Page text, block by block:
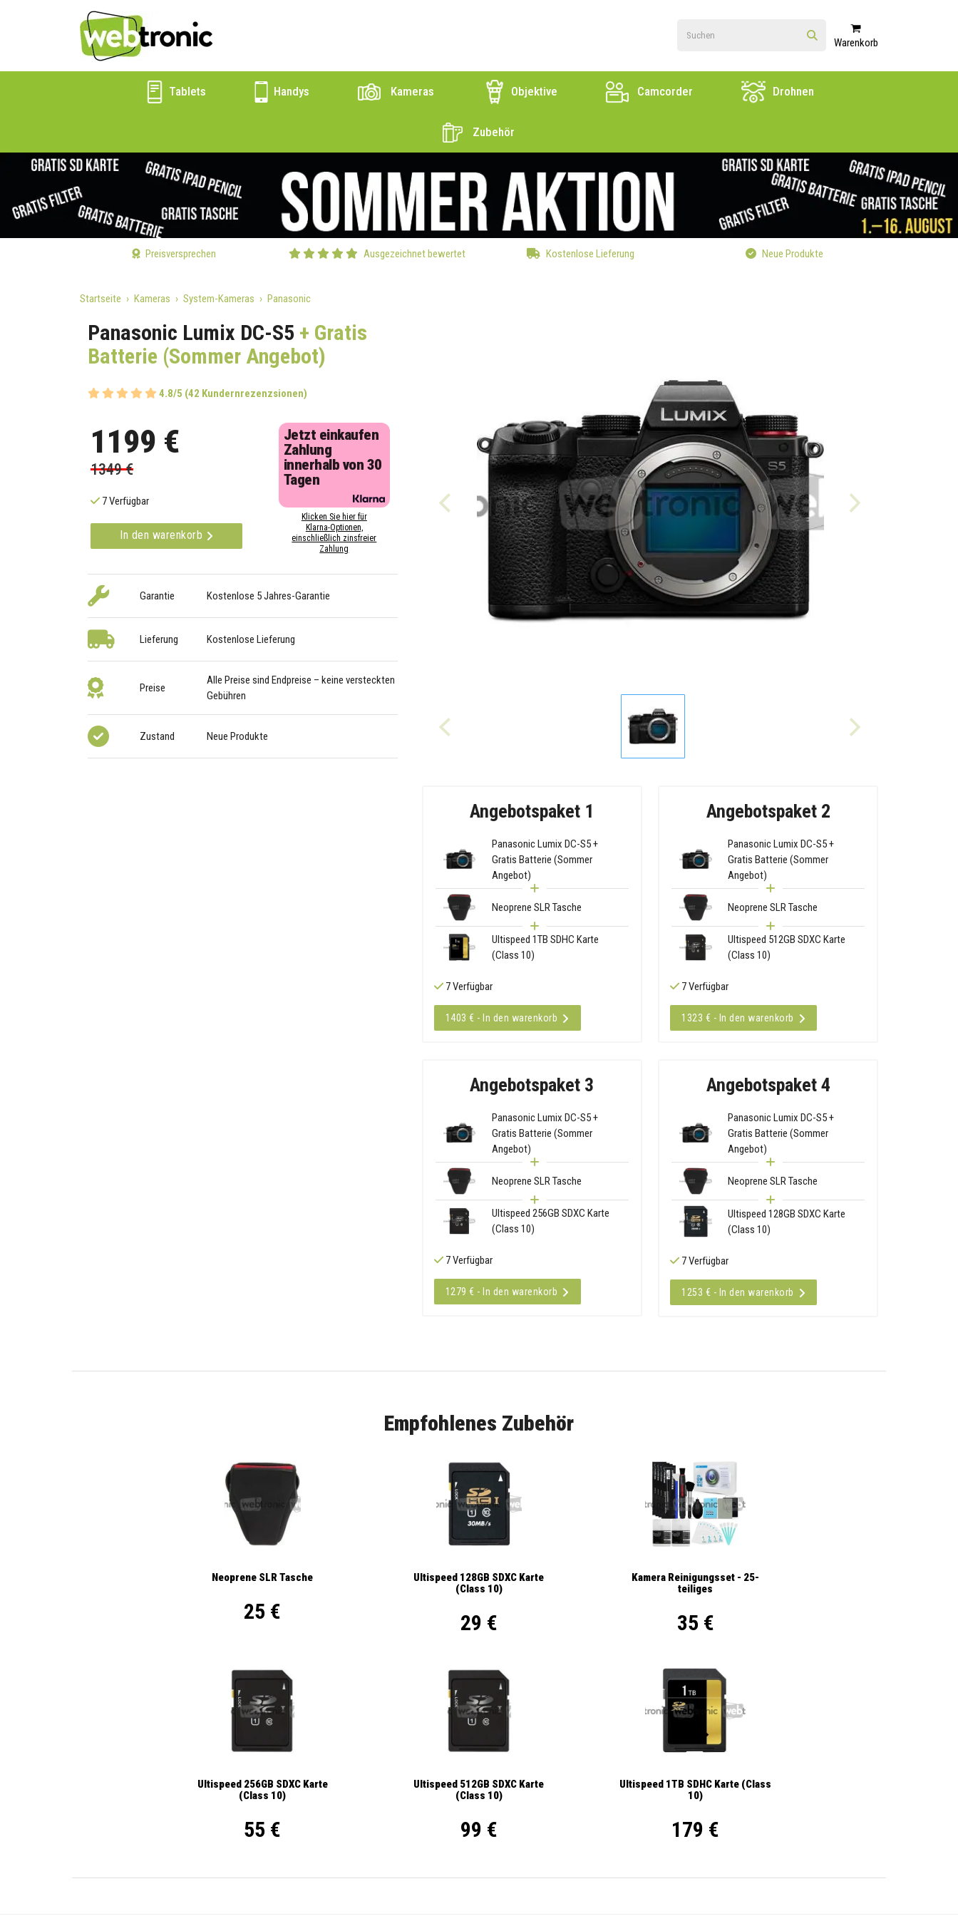
Warenkorb
Tablets Handys Kameras Objektive Camcorder Drohnen
Zubehör
Preisversprechen Ausgezeichnet bewertet Kostenlose Lieferung Neue Produkte
Startseite Kameras System-Kameras Panasonic
Panasonic Lumix DC-S5 + Gratis
Batterie (Sommer Angebot)
4.8/5 (42 Kundernrezenzsionen)
1199 €
1349 €
7 Verfügbar
In den warenkorb
Jetzt einkaufen
Zahlung
innerhalb von 30
Tagen
Klicken Sie hier für
Klarna-Optionen,
einschließlich zinsfreier
Zahlung
Garantie Kostenlose 5 Jahres-Garantie
Lieferung Kostenlose Lieferung
Preise
Alle Preise sind Endpreise – keine versteckten
Gebühren
Zustand Neue Produkte
Angebotspaket 1
Panasonic Lumix DC-S5 +
Gratis Batterie (Sommer
Angebot)
Neoprene SLR Tasche
Ultispeed 1TB SDHC Karte
(Class 10)
7 Verfügbar
1403 € - In den warenkorb
Angebotspaket 2
Panasonic Lumix DC-S5 +
Gratis Batterie (Sommer
Angebot)
Neoprene SLR Tasche
Ultispeed 512GB SDXC Karte
(Class 10)
7 Verfügbar
1323 € - In den warenkorb
Angebotspaket 3
Panasonic Lumix DC-S5 +
Gratis Batterie (Sommer
Angebot)
Neoprene SLR Tasche
Ultispeed 256GB SDXC Karte
(Class 10)
7 Verfügbar
1279 € - In den warenkorb
Angebotspaket 4
Panasonic Lumix DC-S5 +
Gratis Batterie (Sommer
Angebot)
Neoprene SLR Tasche
Ultispeed 128GB SDXC Karte
(Class 10)
7 Verfügbar
1253 € - In den warenkorb
Empfohlenes Zubehör
Neoprene SLR Tasche
25 €
Ultispeed 128GB SDXC Karte
(Class 10)
29 €
Kamera Reinigungsset - 25-
teiliges
35 €
Ultispeed 256GB SDXC Karte
(Class 10)
55 €
Ultispeed 512GB SDXC Karte
(Class 10)
99 €
Ultispeed 1TB SDHC Karte (Class
10)
179 €